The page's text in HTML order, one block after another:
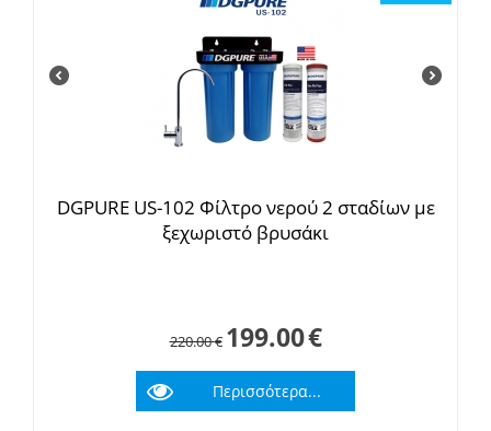
DGPURE US-102 Φίλτρο νερού 2 σταδίων με
ξεχωριστό βρυσάκι
220.00€ 199.00€
Περισσότερα...